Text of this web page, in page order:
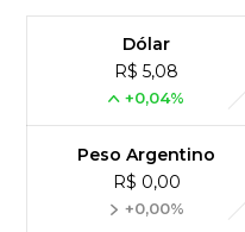
Dólar
R$ 5,08
+0,04%
Peso Argentino
R$ 0,00
+0,00%